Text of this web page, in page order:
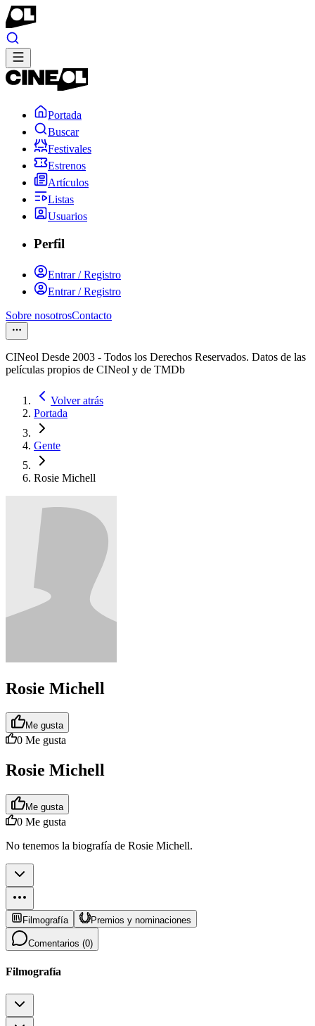
Portada
Buscar
Festivales
Estrenos
Artículos
Listas
Usuarios
Perfil
Entrar / Registro
Entrar / Registro
Sobre nosotrosContacto
CINeol Desde 2003 - Todos los Derechos Reservados. Datos de las
películas propios de CINeol y de TMDb
Volver atrás
Portada
Gente
Rosie Michell
Rosie Michell
Me gusta
0 Me gusta
Rosie Michell
Me gusta
0 Me gusta
No tenemos la biografía de Rosie Michell.
Filmografía Premios y nominaciones
Comentarios (0)
Filmografía